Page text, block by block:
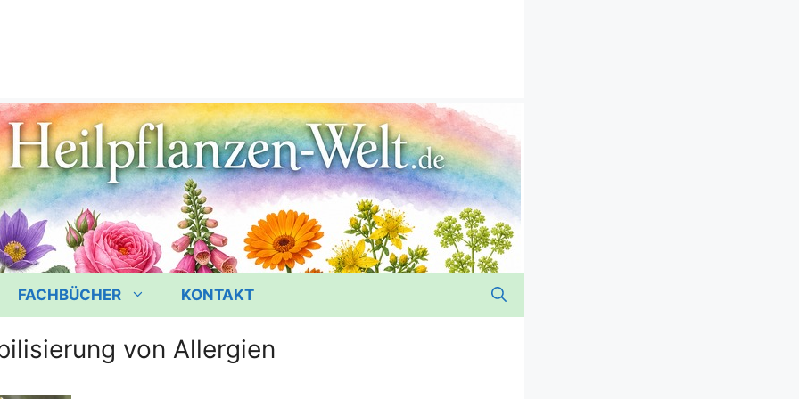
FACHBÜCHER KONTAKT
von Allergien